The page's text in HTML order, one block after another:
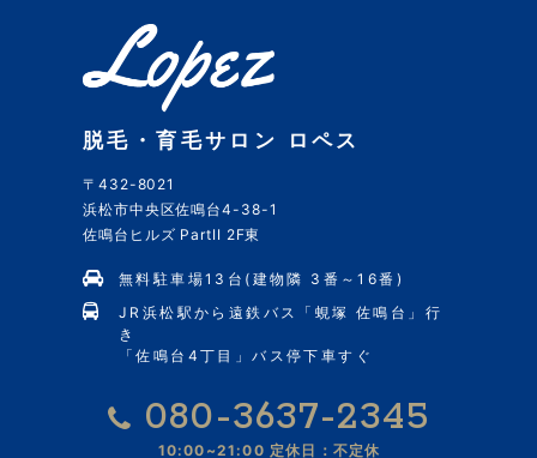
脱毛・育毛サロン ロペス
〒432-8021
浜松市中央区佐鳴台4-38-1
佐鳴台ヒルズ PartII 2F東
無料駐車場13台(建物隣 3番～16番)
JR浜松駅から遠鉄バス「蜆塚 佐鳴台」行
き
「佐鳴台4丁目」バス停下車すぐ
080-3637-2345
10:00~21:00 定休日：不定休